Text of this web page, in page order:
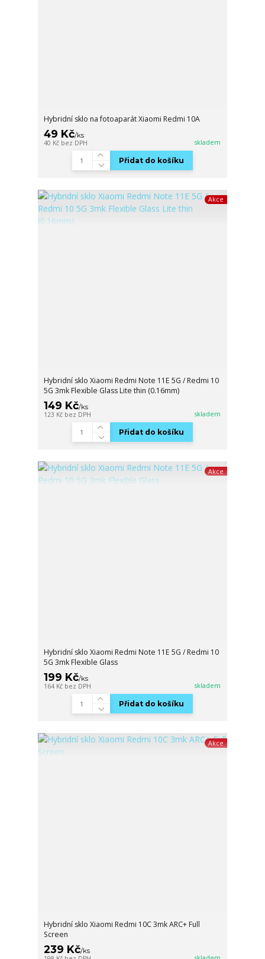
Hybridní sklo na fotoaparát Xiaomi Redmi 10A
49 Kč/ks
40 Kč bez DPH skladem
Přidat do košíku
Akce
Hybridní sklo Xiaomi Redmi Note 11E 5G / Redmi 10
5G 3mk Flexible Glass Lite thin (0.16mm)
149 Kč/ks
123 Kč bez DPH skladem
Přidat do košíku
Akce
Hybridní sklo Xiaomi Redmi Note 11E 5G / Redmi 10
5G 3mk Flexible Glass
199 Kč/ks
164 Kč bez DPH skladem
Přidat do košíku
Akce
Hybridní sklo Xiaomi Redmi 10C 3mk ARC+ Full
Screen
239 Kč/ks